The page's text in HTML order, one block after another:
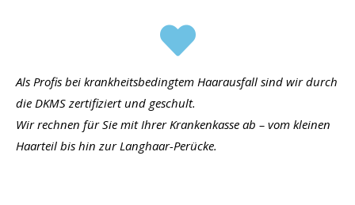
Als Profis bei krankheitsbedingtem Haarausfall sind wir durch
die DKMS zertifiziert und geschult.
Wir rechnen für Sie mit Ihrer Krankenkasse ab – vom kleinen
Haarteil bis hin zur Langhaar-Perücke.